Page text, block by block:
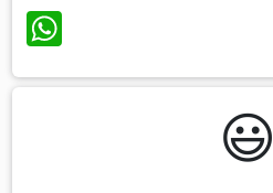
WhatsApp
😃️